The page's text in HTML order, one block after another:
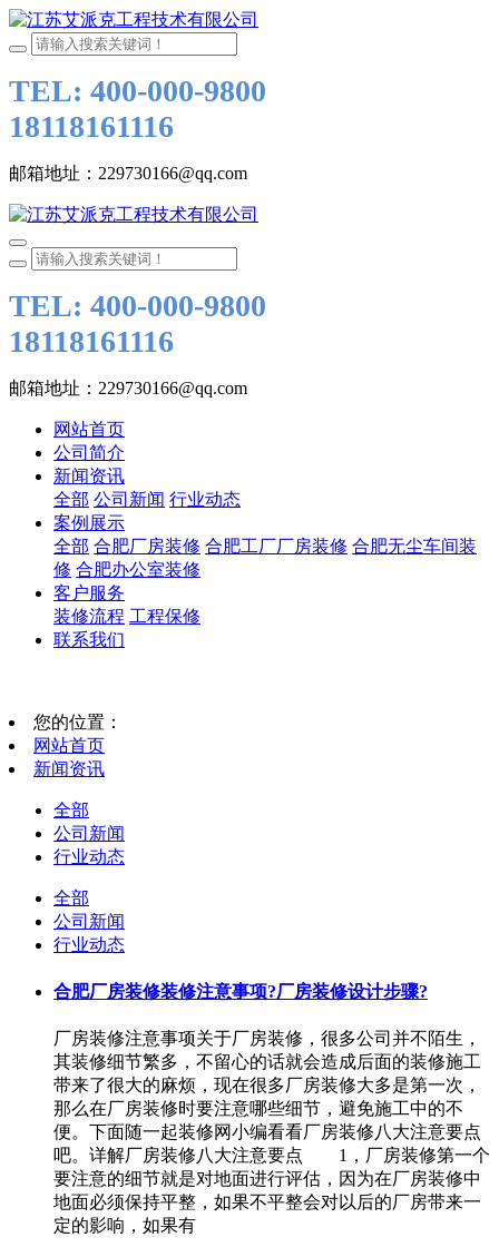
TEL: 400-000-9800
18118161116
邮箱地址：229730166@qq.com
TEL: 400-000-9800
18118161116
邮箱地址：229730166@qq.com
网站首页
公司简介
新闻资讯
全部 公司新闻 行业动态
案例展示
全部 合肥厂房装修 合肥工厂厂房装修 合肥无尘车间装
修 合肥办公室装修
客户服务
装修流程 工程保修
联系我们
您的位置：
网站首页
新闻资讯
全部
公司新闻
行业动态
全部
公司新闻
行业动态
合肥厂房装修装修注意事项?厂房装修设计步骤?
厂房装修注意事项关于厂房装修，很多公司并不陌生，
其装修细节繁多，不留心的话就会造成后面的装修施工
带来了很大的麻烦，现在很多厂房装修大多是第一次，
那么在厂房装修时要注意哪些细节，避免施工中的不
便。下面随一起装修网小编看看厂房装修八大注意要点
吧。详解厂房装修八大注意要点 1，厂房装修第一个
要注意的细节就是对地面进行评估，因为在厂房装修中
地面必须保持平整，如果不平整会对以后的厂房带来一
定的影响，如果有